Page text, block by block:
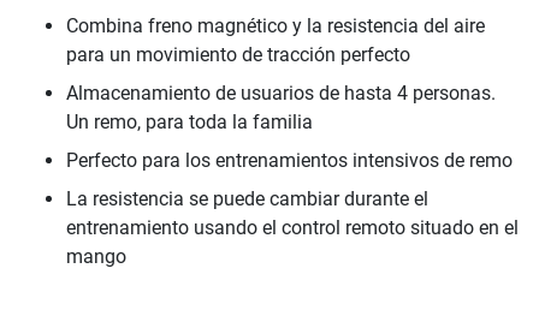
Combina freno magnético y la resistencia del aire
para un movimiento de tracción perfecto
Almacenamiento de usuarios de hasta 4 personas.
Un remo, para toda la familia
Perfecto para los entrenamientos intensivos de remo
La resistencia se puede cambiar durante el
entrenamiento usando el control remoto situado en el
mango